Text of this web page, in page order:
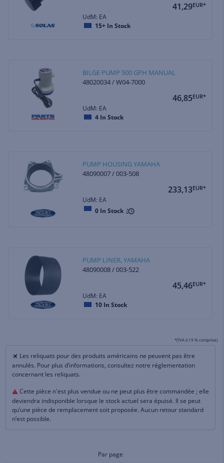
41,29EUR*
UdM: EA
15+ In Stock
BILGE PUMP 500 GPH MANUAL
48020034 / W04-7000
46,85EUR*
UdM: EA
4 In Stock
PUMP HOUSING YAMAHA
48090007 / 003-508
233,13EUR*
UdM: EA
0 In Stock
PUMP LINER, YAMAHA
48090008 / 003-522
45,46EUR*
UdM: EA
10 In Stock
*(TVA à 19 % comprise)
Les reliquats pour des produits américains ne peuvent pas être
annulés. Pour plus d’informations, consultez notre réglementation
concernant les reliquats.
Cette pièce n'est plus vendue ou ne peut plus être commandée ; elle
deviendra indisponible lorsque le stock actuel sera épuisé. Il se peut
qu’une pièce de remplacement soit proposée. Aucun retour standard
n’est possible.
Par page